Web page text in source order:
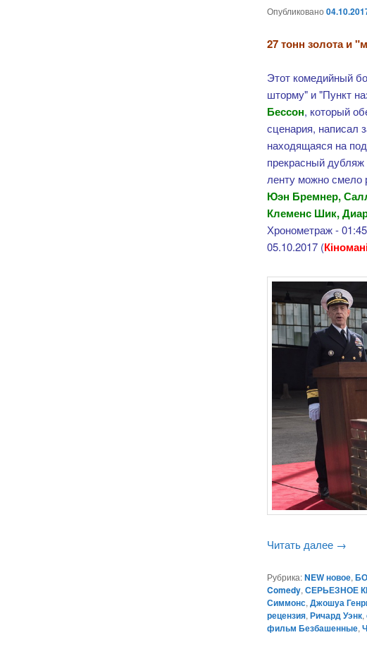
Опубликовано
27 тонн золота и
Этот комедийный
шторму" и "Пункт
Бессон, который
сценария,
находящаяся на
прекрасный дубляж
ленту можно смело
Юэн Бремнер,
Клеменс Шик,
Хронометраж -
05.10.2017 (
Читать далее →
Рубрика: NEW новое,
Comedy,СЕРЬЕЗНОЕ
Симмонс,Джошуа
рецензия,Ричард Уэнк,
фильм Безбашенные,